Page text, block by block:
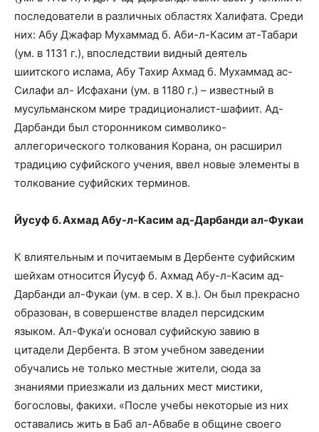
последователи в различных областях Халифата. Среди
них: Абу Джафар Мухаммад б. Аби-л-Касим ат-Табари
(ум. в 1131 г.), впоследствии видный деятель
шиитского ислама, Абу Тахир Ахмад б. Мухаммад ас-
Силафи ал- Исфахани (ум. в 1180 г.) – известный в
мусульманском мире традиционалист-шафиит. Ад-
Дарбанди был сторонником символико-
аллегорического толкования Корана, он расширил
традицию суфийского учения, ввел новые элементы в
толкование суфийских терминов.
Йусуф б. Ахмад Абу-л-Касим ад-Дарбанди ал-Фукаи
К влиятельным и почитаемым в Дербенте суфийским
шейхам относится Йусуф б. Ахмад Абу-л-Касим ад-
Дарбанди ал-Фукаи (ум. в сер. X в.). Он был прекрасно
образован, в совершенстве владел персидским
языком. Ал-Фука’и основал суфийскую завию в
цитадели Дербента. В этом учебном заведении
обучались не только местные жители, сюда за
знаниями приезжали из дальних мест мистики,
богословы, факихи. «После учебы некоторые из них
оставались жить в Баб ал-Абвабе в общине своего